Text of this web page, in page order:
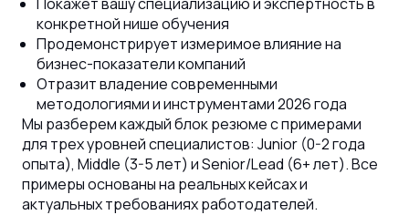
конкретной нише обучения
Продемонстрирует измеримое влияние на
бизнес-показатели компаний
Отразит владение современными
методологиями и инструментами 2026 года
Мы разберем каждый блок резюме с примерами
для трех уровней специалистов: Junior (0-2 года
опыта), Middle (3-5 лет) и Senior/Lead (6+ лет). Все
примеры основаны на реальных кейсах и
актуальных требованиях работодателей.